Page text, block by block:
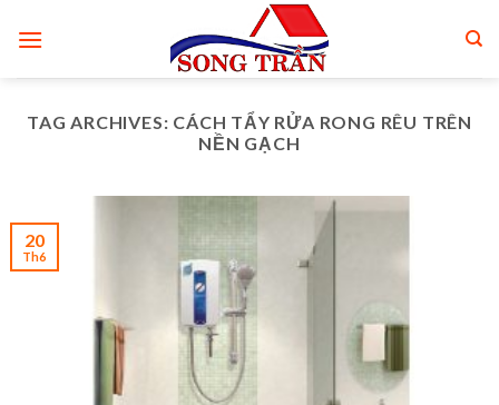
TAG ARCHIVES: CÁCH TẨY RỬA RONG RÊU TRÊN
NỀN GẠCH
20
Th6